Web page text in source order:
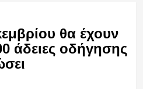
θα έχουν
άδειες οδήγησης